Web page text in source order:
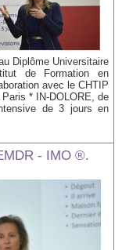
Diplôme Universitaire
de Formation en
avec le CHTIP
* IN-DOLORE, de
de 3 jours en
- IMO ®.